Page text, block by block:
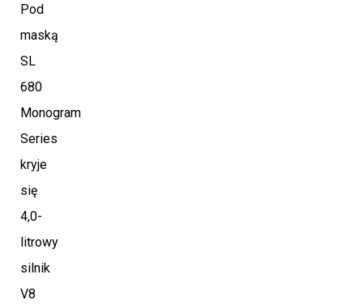
Pod
maską
SL
680
Monogram
Series
kryje
się
4,0-
litrowy
silnik
V8